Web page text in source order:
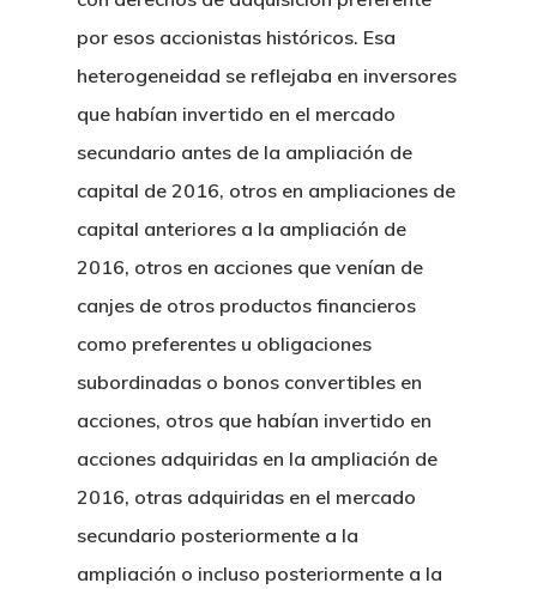
por esos accionistas históricos. Esa
heterogeneidad se reflejaba en inversores
que habían invertido en el mercado
secundario antes de la ampliación de
capital de 2016, otros en ampliaciones de
capital anteriores a la ampliación de
2016, otros en acciones que venían de
canjes de otros productos financieros
como preferentes u obligaciones
subordinadas o bonos convertibles en
acciones, otros que habían invertido en
acciones adquiridas en la ampliación de
2016, otras adquiridas en el mercado
secundario posteriormente a la
ampliación o incluso posteriormente a la